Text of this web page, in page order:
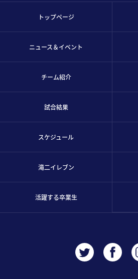
トップページ
ニュース＆イベント
チーム紹介
試合結果
スケジュール
滝二イレブン
活躍する卒業生